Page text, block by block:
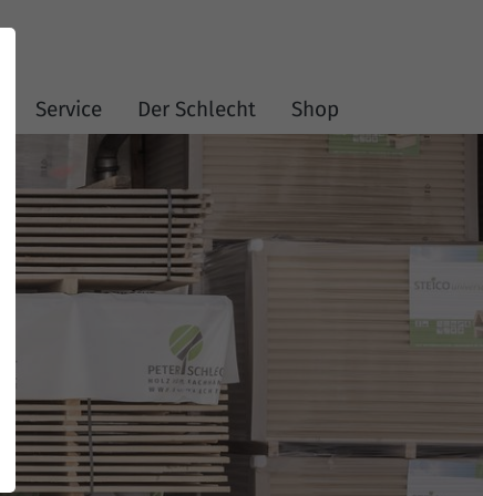
Service Der Schlecht Shop